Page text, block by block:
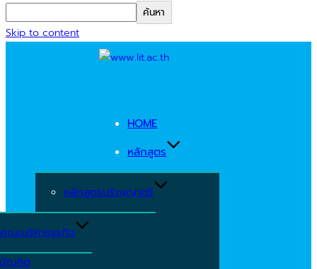
ค้นหา
Skip to content
HOME
หลักสูตร
หลักสูตรปริญญาตรี
คณะบริหารธุรกิจ
ณฑิต